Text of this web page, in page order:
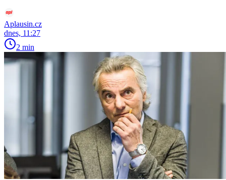
Aplausin.cz
dnes, 11:27
2 min